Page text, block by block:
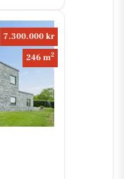
7.300.000 kr
246 m2